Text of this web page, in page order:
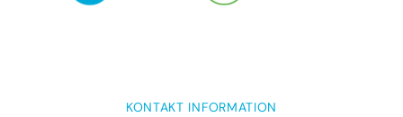
KONTAKT INFORMATION